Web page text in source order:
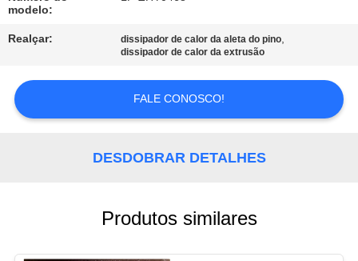
CONTACTE-
NOS
SOLICITE UM
ORÇAMENTO
modelo:
Realçar: dissipador de calor da aleta do pino,
dissipador de calor da extrusão
FALE CONOSCO!
DESDOBRAR DETALHES
Produtos similares